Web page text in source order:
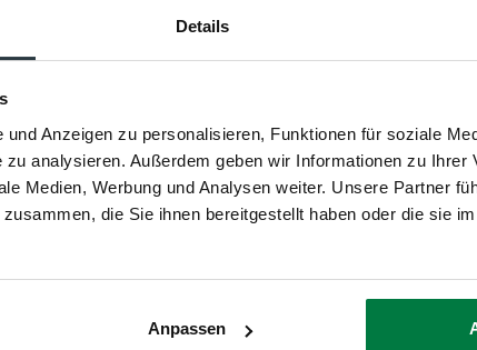
Details
Anzeigen zu personalisieren, Funktionen für soziale
analysieren. Außerdem geben wir Informationen zu Ihrer
Medien, Werbung und Analysen weiter. Unsere Partner
die Sie ihnen bereitgestellt haben oder die sie
Anpassen
X Fred Van Leer
Polyester, 33% Baumwolle, 33% Acryl/Chenille
0,5 Zentimeter
Herstellergarantie